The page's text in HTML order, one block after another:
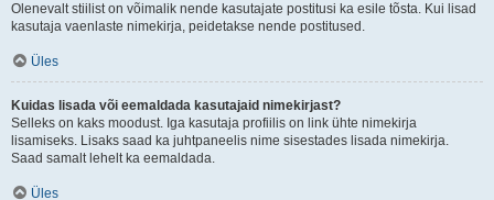
Olenevalt stiilist on võimalik nende kasutajate postitusi ka esile tõsta. Kui lisad
kasutaja vaenlaste nimekirja, peidetakse nende postitused.
Üles
Kuidas lisada või eemaldada kasutajaid nimekirjast?
Selleks on kaks moodust. Iga kasutaja profiilis on link ühte nimekirja
lisamiseks. Lisaks saad ka juhtpaneelis nime sisestades lisada nimekirja.
Saad samalt lehelt ka eemaldada.
Üles